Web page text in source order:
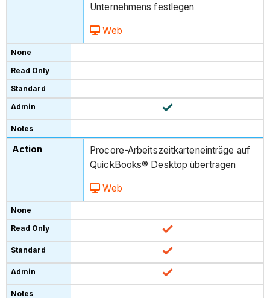
Unternehmens festlegen
Web
Procore-Arbeitszeitkarteneinträge auf
QuickBooks® Desktop übertragen
Web